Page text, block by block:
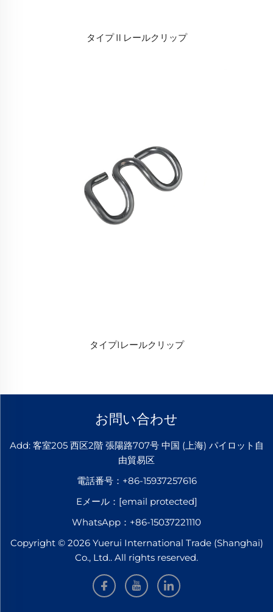
タイプⅡレールクリップ
タイプIレールクリップ
お問い合わせ
Add: 客室205 西区2階 張陽路707号 中国 (上海) パイロット自
由貿易区
電話番号： +86-15937257616
Eメール： [email protected]
WhatsApp： +86-15037221110
Copyright © 2026 Yuerui International Trade (Shanghai)
Co., Ltd.. All rights reserved.